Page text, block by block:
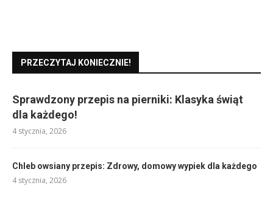
PRZECZYTAJ KONIECZNIE!
Sprawdzony przepis na pierniki: Klasyka świąt
dla każdego!
4 stycznia, 2026
Chleb owsiany przepis: Zdrowy, domowy wypiek dla każdego
4 stycznia, 2026